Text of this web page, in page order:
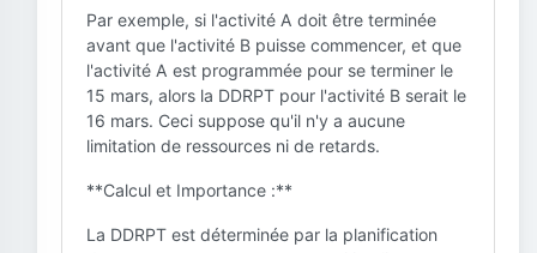
Par exemple, si l'activité A doit être terminée
avant que l'activité B puisse commencer, et que
l'activité A est programmée pour se terminer le
15 mars, alors la DDRPT pour l'activité B serait le
16 mars. Ceci suppose qu'il n'y a aucune
limitation de ressources ni de retards.
**Calcul et Importance :**
La DDRPT est déterminée par la planification